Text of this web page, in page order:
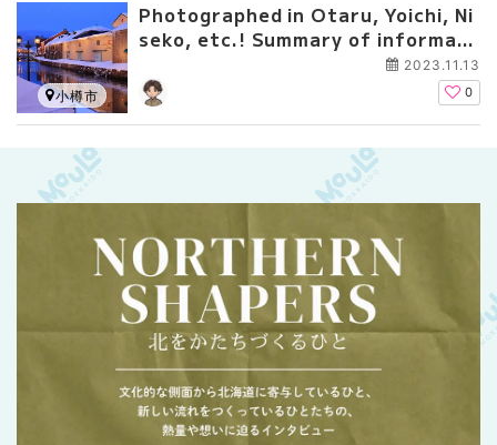
Photographed in Otaru, Yoichi, Ni
seko, etc.! Summary of informati
on on NETFLIX's new drama "Sayo
nara no Tsuzuki"
2023.11.13
0
小樽市